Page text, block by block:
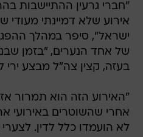
"חברי גרעין ההתיישבות
אירוע שלא דמיינתי מעודי
ישראל", סיפר במהלך
של אחד הנערים, "בזמן
בעזה, קצין צה"ל מבצע ירי
"האירוע הזה הוא תמרור
אחרי שהשוטרים באירועי
לא הועמדו כלל לדין.